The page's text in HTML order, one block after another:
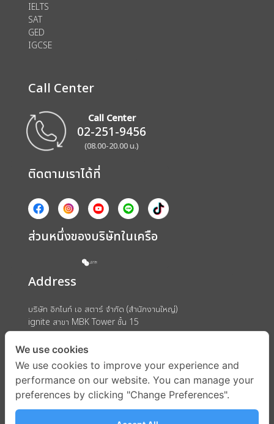
IELTS
SAT
GED
IGCSE
Call Center
Call Center
02-251-9456
(08.00-20.00 น.)
ติดตามเราได้ที่
ส่วนหนึ่งของบริษัทในเครือ
Address
บริษัท อิกไนท์ เอ สตาร์ จำกัด (สำนักงานใหญ่)
ignite สาขา MBK Tower ชั้น 15
ถนนพญาไท แขวงวังใหม่ เขตปทุมวัน กรุงเทพมหานคร 10330
We use cookies
We use cookies to improve your experience and
performance on our website. You can manage your
preferences by clicking "Change Preferences".